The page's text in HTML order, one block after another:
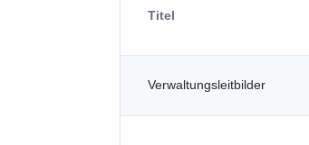
Titel
Verwaltungsleitbilder